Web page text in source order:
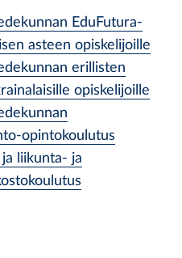
EduFutura-
asteen opiskelijoille
erillisten
opiskelijoille
opintokoulutus
liikunta- ja